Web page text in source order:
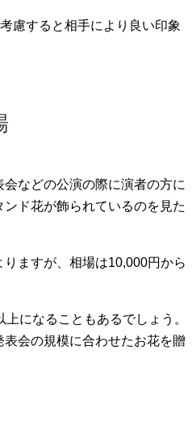
慮すると相手により良い印象
などの公演の際に演者の方に
ド花が飾られているのを見た
ますが、相場は10,000円から
になることもあるでしょう。
会の規模に合わせたお花を贈